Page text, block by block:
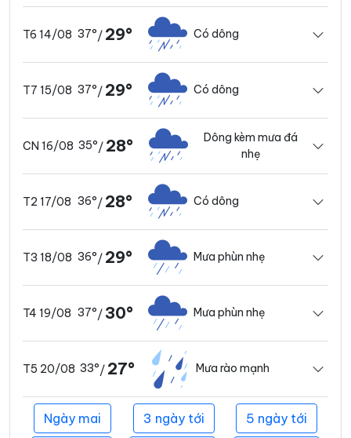
T6 14/08 37°/ 29° Có dông
T7 15/08 37°/ 29° Có dông
CN 16/08 35°/ 28°
Dông kèm mưa đá
nhẹ
T2 17/08 36°/ 28° Có dông
T3 18/08 36°/ 29° Mưa phùn nhẹ
T4 19/08 37°/30° Mưa phùn nhẹ
T5 20/08 33°/ 27° Mưa rào mạnh
Ngày mai 3 ngày tới 5 ngày tới